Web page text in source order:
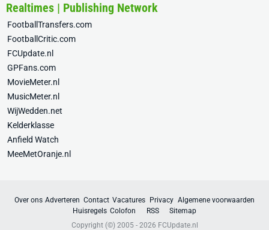
Realtimes | Publishing Network
FootballTransfers.com
FootballCritic.com
FCUpdate.nl
GPFans.com
MovieMeter.nl
MusicMeter.nl
WijWedden.net
Kelderklasse
Anfield Watch
MeeMetOranje.nl
Over ons Adverteren Contact Vacatures Privacy Algemene voorwaarden
Huisregels Colofon RSS
Sitemap
Copyright (©) 2005 - 2026 FCUpdate.nl